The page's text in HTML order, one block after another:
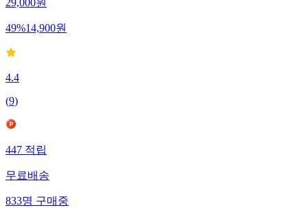
29,000원
49%14,900원
4.4
(9)
447적립
무료배송
833명구매중